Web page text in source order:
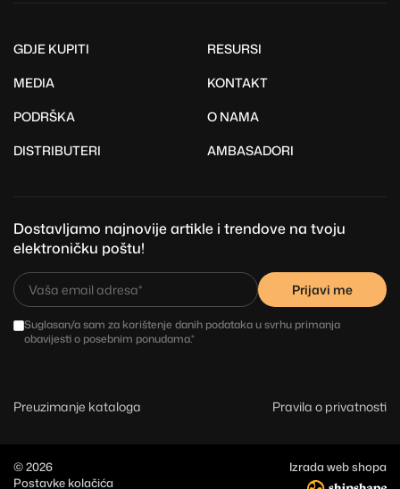
GDJE KUPITI
RESURSI
MEDIA
KONTAKT
PODRŠKA
O NAMA
DISTRIBUTERI
AMBASADORI
Dostavljamo najnovije artikle i trendove na tvoju
elektroničku poštu!
Prijavi me
Suglasan/a sam za korištenje danih podataka u svrhu primanja
obavijesti o posebnim ponudama.*
Preuzimanje kataloga Pravila o privatnosti
© 2026
Postavke kolačića
Izrada web shopa